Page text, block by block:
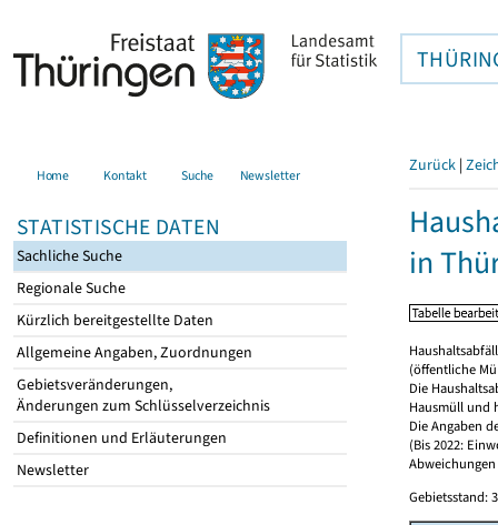
Home Kontakt Suche Newsletter
STATISTISCHE DATEN
Sachliche Suche
Regionale Suche
Kürzlich bereitgestellte Daten
Allgemeine Angaben, Zuordnungen
Gebietsveränderungen,
Änderungen zum Schlüsselverzeichnis
Definitionen und Erläuterungen
Newsletter
Zurück |
in
(öffentliche
Die
Hausmüll und
Die Angaben
(Bis 2022:
Gebietsstand: